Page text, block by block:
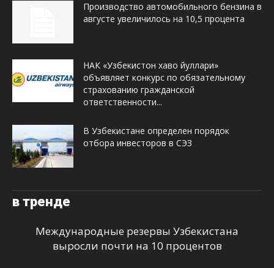
Производство автомобильного бензина в
августе увеличилось на 10,5 процента
НАК «Узбекистон хаво йуллари»
объявляет конкурс по обязательному
страхованию гражданской
ответственности...
В Узбекистане определен порядок
отбора инвесторов в СЭЗ
в тренде
Международные резервы Узбекистана
выросли почти на 10 процентов